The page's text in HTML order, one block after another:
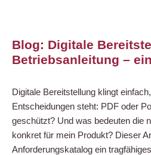
Blog: Digitale
Betriebsanleitung –
Digitale Bereitstellung klingt
Entscheidungen steht: PDF oder
geschützt? Und was bedeuten die
konkret für mein Produkt? Dieser
Anforderungskatalog ein